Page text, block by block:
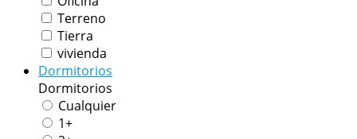
Terreno
Tierra
vivienda
Dormitorios
Dormitorios
Cualquier
1+